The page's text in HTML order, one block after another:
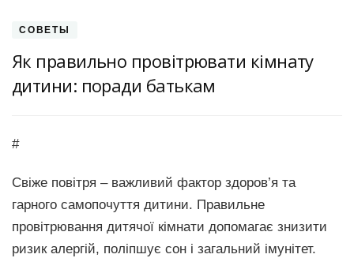
СОВЕТЫ
Як правильно провітрювати кімнату
дитини: поради батькам
#
Свіже повітря – важливий фактор здоров’я та
гарного самопочуття дитини. Правильне
провітрювання дитячої кімнати допомагає знизити
ризик алергій, поліпшує сон і загальний імунітет.